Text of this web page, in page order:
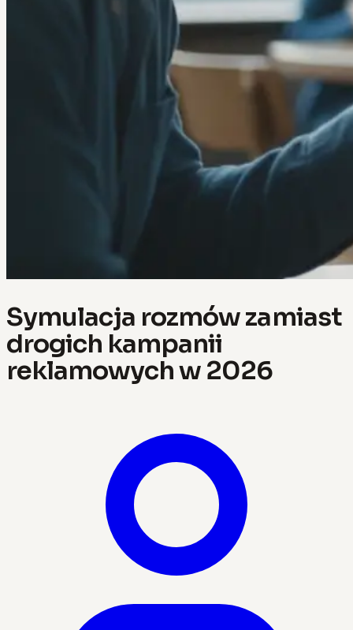
Symulacja rozmów zamiast
drogich kampanii
reklamowych w 2026